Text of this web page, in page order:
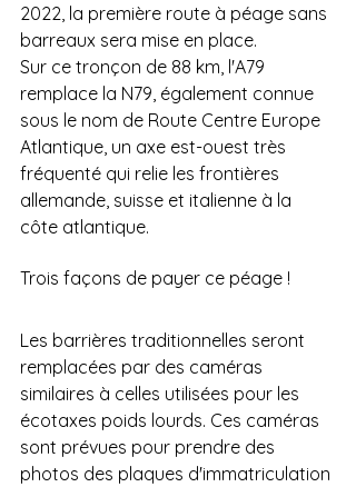
2022, la première route à péage sans
barreaux sera mise en place.
Sur ce tronçon de 88 km, l'A79
remplace la N79, également connue
sous le nom de Route Centre Europe
Atlantique, un axe est-ouest très
fréquenté qui relie les frontières
allemande, suisse et italienne à la
côte atlantique.
Trois façons de payer ce péage !
Les barrières traditionnelles seront
remplacées par des caméras
similaires à celles utilisées pour les
écotaxes poids lourds. Ces caméras
sont prévues pour prendre des
photos des plaques d'immatriculation